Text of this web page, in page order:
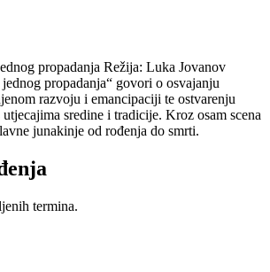
propadanja Režija: Luka Jovanov
jednog propadanja“ govori o osvajanju
razvoju i emancipaciji te ostvarenju
sredine i tradicije. Kroz osam scena
junakinje od rođenja do smrti.
termina.